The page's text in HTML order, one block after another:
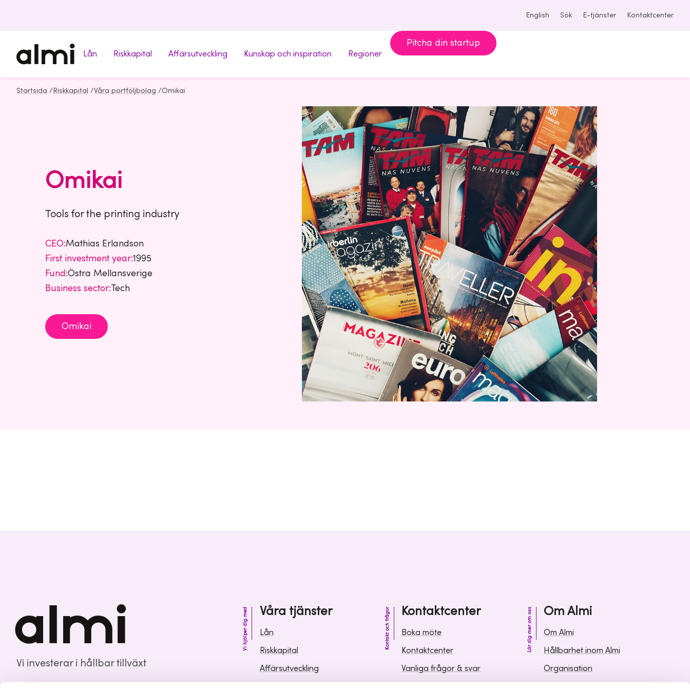
English Sök E-tjänster Kontaktcenter
Lån Riskkapital Affärsutveckling Kunskap och inspiration Regioner
Pitcha din startup
Startsida / Riskkapital /Våra portföljbolag /Omikai
Omikai
Tools for the printing industry
CEO:Mathias Erlandson
First investment year:1995
Fund:Östra Mellansverige
Business sector:Tech
Omikai
Vi investerar i hållbar tillväxt
Våra tjänster
Vi hjälper dig med
Lån
Riskkapital
Affärsutveckling
Kontaktcenter
Kontakt och frågor
Boka möte
Kontaktcenter
Vanliga frågor & svar
Om Almi
Lär dig mer om oss
Om Almi
Hållbarhet inom Almi
Organisation